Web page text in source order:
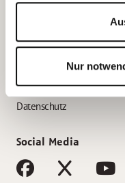
Nur
AWO Gliederungen nach
Impressum
Datenschutz
Social Media